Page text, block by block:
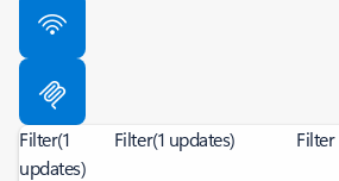
Filter(1
updates)
Filter(1 updates) Filter